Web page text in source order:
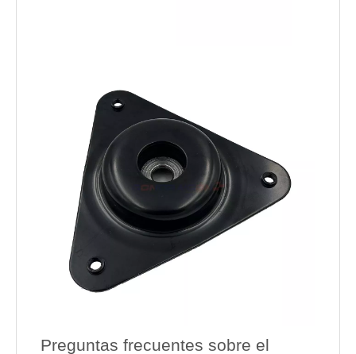
Preguntas frecuentes sobre el